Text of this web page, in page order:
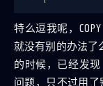
特么逗我呢，
就没有别的办法
的时候，已经发现
问题，只不过用